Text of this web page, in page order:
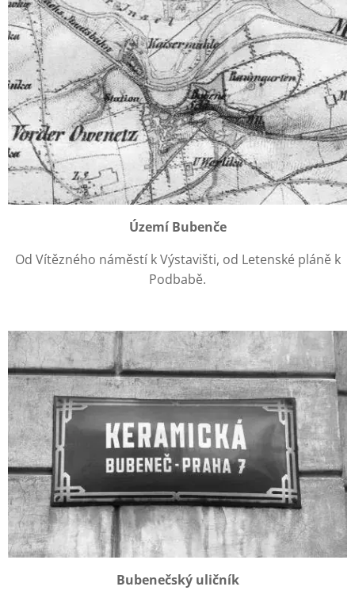
Území Bubenče
Od Vítězného náměstí k Výstavišti, od Letenské pláně k
Podbabě.
Bubenečský uličník